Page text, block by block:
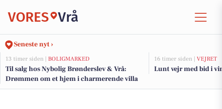
VORES Vrå
Seneste nyt ›
13 timer siden | BOLIGMARKED
Til salg hos Nybolig Brønderslev & Vrå:
Drømmen om et hjem i charmerende villa
16 timer siden | VEJRET
Lunt vejr med bid i